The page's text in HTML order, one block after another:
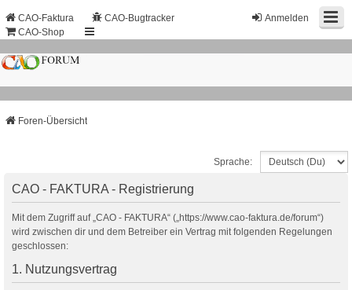
Anmelden
CAO-Faktura
CAO-Bugtracker
CAO-Shop
Foren-Übersicht
Sprache:
CAO - FAKTURA - Registrierung
Mit dem Zugriff auf „CAO - FAKTURA“ („https://www.cao-faktura.de/forum“)
wird zwischen dir und dem Betreiber ein Vertrag mit folgenden Regelungen
geschlossen:
1. Nutzungsvertrag